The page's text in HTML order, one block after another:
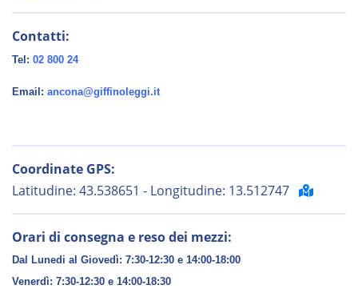
Contatti:
Tel: 02 800 24
Email: ancona@giffinoleggi.it
Coordinate GPS:
Latitudine: 43.538651 - Longitudine: 13.512747
Orari di consegna e reso dei mezzi:
Dal Lunedi al Giovedì: 7:30-12:30 e 14:00-18:00
Venerdì: 7:30-12:30 e 14:00-18:30